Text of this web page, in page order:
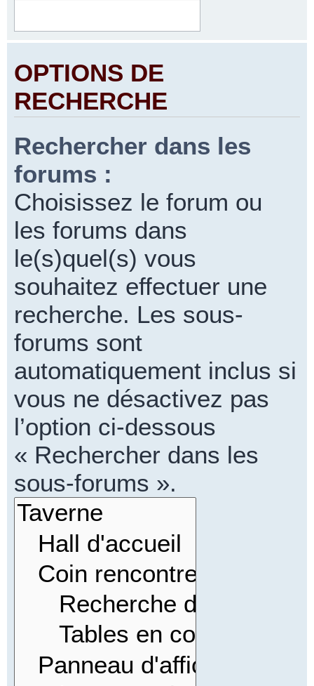
OPTIONS DE
RECHERCHE
Rechercher dans les
forums :
Choisissez le forum ou
les forums dans
le(s)quel(s) vous
souhaitez effectuer une
recherche. Les sous-
forums sont
automatiquement inclus si
vous ne désactivez pas
l’option ci-dessous
« Rechercher dans les
sous-forums ».